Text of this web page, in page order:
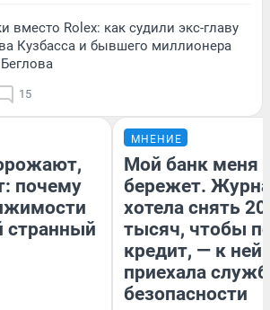
вместо Rolex: как судили экс-главу
Кузбасса и бывшего миллионера
15
почему
странный
МНЕНИЕ
Мой банк меня
бережет.
хотела снять
тысяч, чтобы
кредит, — к
приехала
безопасности